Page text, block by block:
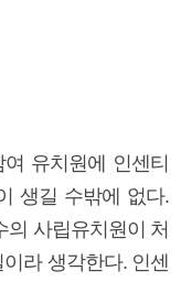
유치원에 인센티
생길 수밖에 없다.
의 사립유치원이 처
라 생각한다. 인센